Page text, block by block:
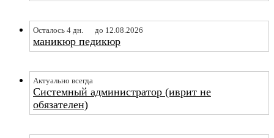
Осталось 4 дн. до 12.08.2026
маникюр педикюр
Актуально всегда
Системный администратор (иврит не
обязателен)